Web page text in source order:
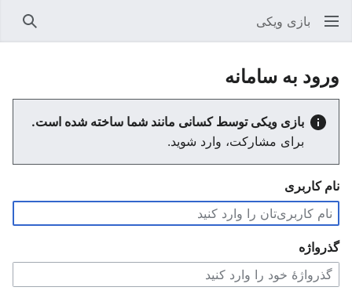
بازی ویکی
ورود به سامانه
بازی ویکی توسط کسانی مانند شما ساخته شده است.
برای مشارکت، وارد شوید.
نام کاربری
گذرواژه